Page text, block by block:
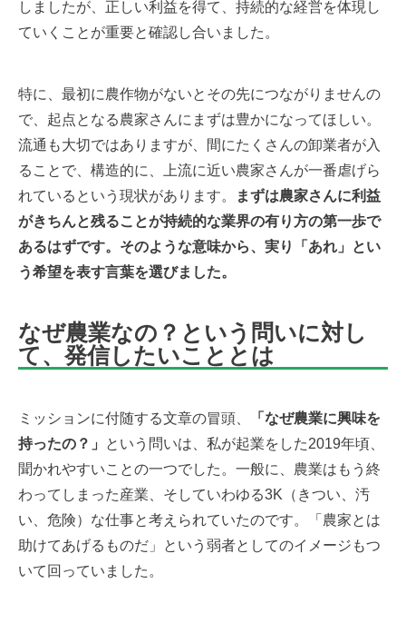
しましたが、正しい利益を得て、持続的な経営を体現し
ていくことが重要と確認し合いました。
特に、最初に農作物がないとその先につながりませんの
で、起点となる農家さんにまずは豊かになってほしい。
流通も大切ではありますが、間にたくさんの卸業者が入
ることで、構造的に、上流に近い農家さんが一番虐げら
れているという現状があります。
まずは農家さんに利益
がきちんと残ることが持続的な業界の有り方の第一歩で
あるはずです。そのような意味から、実り「あれ」とい
う希望を表す言葉を選びました。
なぜ農業なの？という問いに対し
て、発信したいこととは
ミッションに付随する文章の冒頭、
「なぜ農業に興味を
持ったの？」
という問いは、私が起業をした2019年頃、
聞かれやすいことの一つでした。一般に、農業はもう終
わってしまった産業、そしていわゆる3K（きつい、汚
い、危険）な仕事と考えられていたのです。「農家とは
助けてあげるものだ」という弱者としてのイメージもつ
いて回っていました。